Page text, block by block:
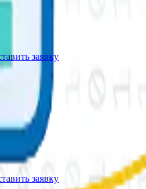
заявку
заявку